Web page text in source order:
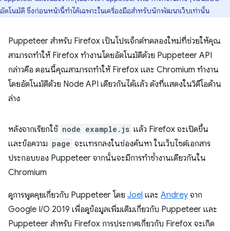
อัตโนมัติ ซึ่งก่อนหน้านี้ทำได้เฉพาะในเครื่องมือสำหรับนักพัฒนาเว็บเท่านั้น
Puppeteer สำหรับ Firefox เป็นโปรเจ็กต์ทดลองใหม่ที่ช่วยให้คุณ
สามารถทำให้ Firefox ทำงานโดยอัตโนมัติด้วย Puppeteer API
กล่าวคือ ตอนนี้คุณสามารถทำให้ Firefox และ Chromium ทำงาน
โดยอัตโนมัติด้วย Node API เดียวกันได้แล้ว ดังที่แสดงในวิดีโอด้าน
ล่าง
หลังจากเรียกใช้ node example.js แล้ว Firefox จะเปิดขึ้น
และข้อความ page จะแทรกลงในช่องค้นหา ในเว็บไซต์เอกสาร
ประกอบของ Puppeteer จากนั้นจะมีการทำซ้ำงานเดียวกันใน
Chromium
ดูการพูดคุยเกี่ยวกับ Puppeteer โดย Joel และ Andrey จาก
Google I/O 2019 เพื่อดูข้อมูลเพิ่มเติมเกี่ยวกับ Puppeteer และ
Puppeteer สำหรับ Firefox การประกาศเกี่ยวกับ Firefox จะเกิด